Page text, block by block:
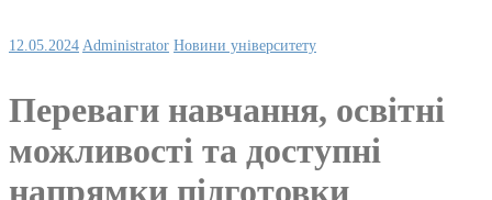
12.05.2024 Administrator Новини університету
Переваги навчання, освітні
можливості та доступні
напрямки підготовки